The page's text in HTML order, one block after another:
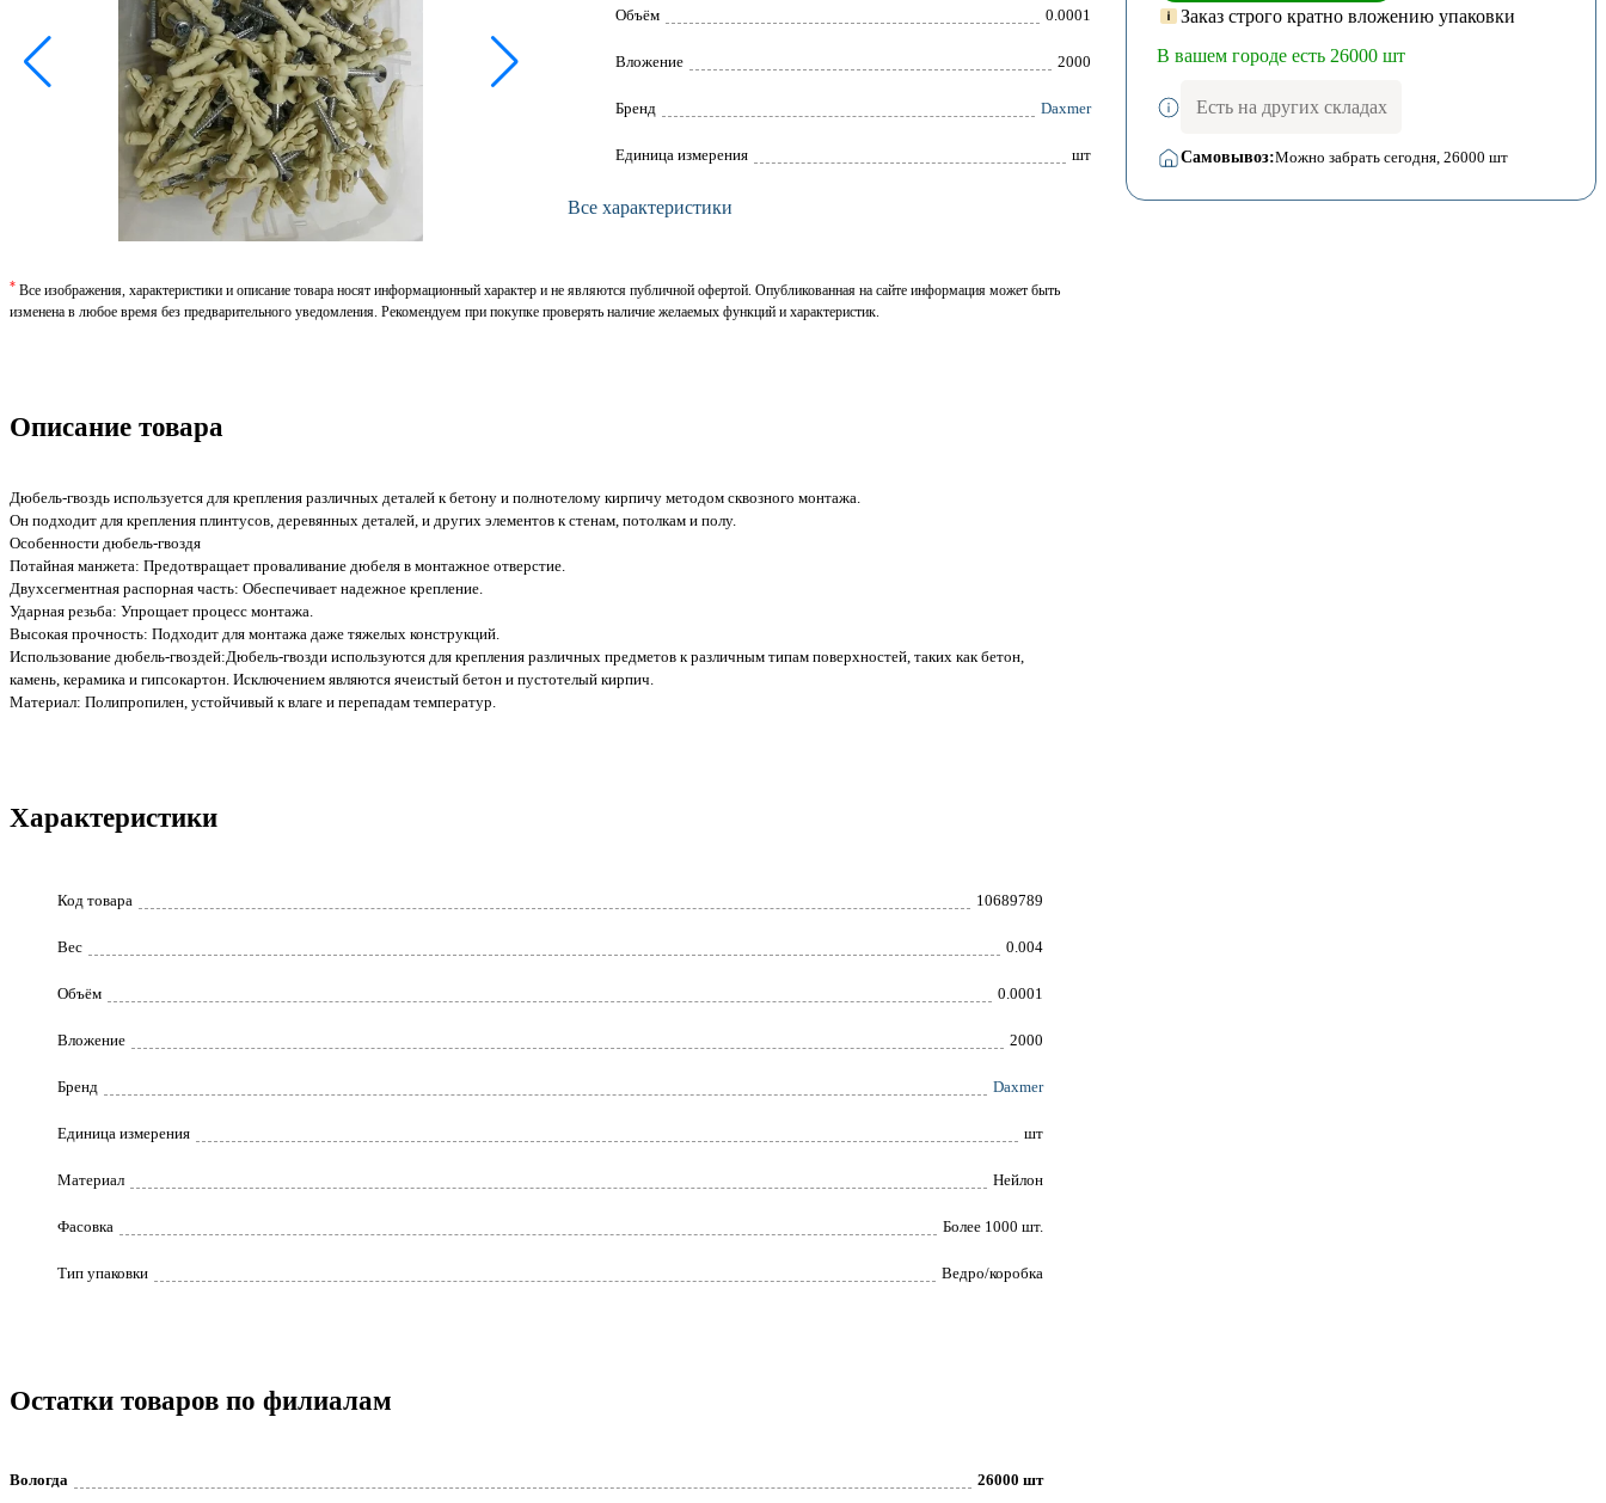
Объём 0.0001
Вложение 2000
Брeнд Daxmer
Единица измерения шт
Все характеристики
* Все изображения, характеристики и описание товара носят информационный характер и не являются публичной офертой. Опубликованная на сайте информация может быть
изменена в любое время без предварительного уведомления. Рекомендуем при покупке проверять наличие желаемых функций и характеристик.
Заказ строго кратно вложению упаковки
В вашем городе есть 26000 шт
Есть на других складах
Самовывоз:Можно забрать сегодня, 26000 шт
Описание товара
Дюбель-гвоздь используется для крепления различных деталей к бетону и полнотелому кирпичу методом сквозного монтажа.
Он подходит для крепления плинтусов, деревянных деталей, и других элементов к стенам, потолкам и полу.
Особенности дюбель-гвоздя
Потайная манжета: Предотвращает проваливание дюбеля в монтажное отверстие.
Двухсегментная распорная часть: Обеспечивает надежное крепление.
Ударная резьба: Упрощает процесс монтажа.
Высокая прочность: Подходит для монтажа даже тяжелых конструкций.
Использование дюбель-гвоздей:Дюбель-гвозди используются для крепления различных предметов к различным типам поверхностей, таких как бетон,
камень, керамика и гипсокартон. Исключением являются ячеистый бетон и пустотелый кирпич.
Материал: Полипропилен, устойчивый к влаге и перепадам температур.
Характеристики
Код товара 10689789
Вес 0.004
Объём 0.0001
Вложение 2000
Бренд Daxmer
Единица измерения шт
Материал Нейлон
Фасовка Более 1000 шт.
Тип упаковки Ведро/коробка
Остатки товаров по филиалам
Вологда 26000 шт